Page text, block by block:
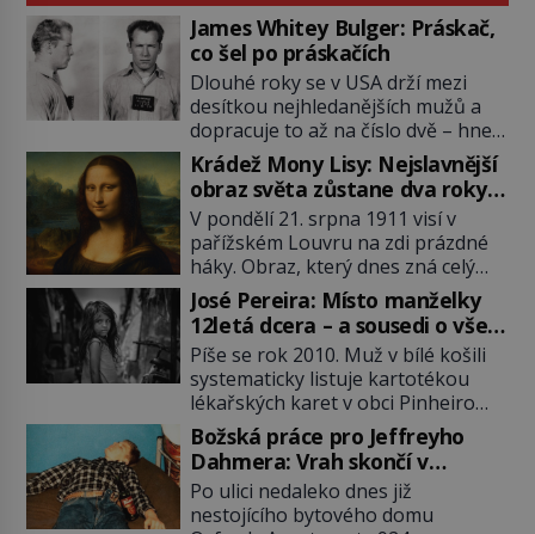
James Whitey Bulger: Práskač,
co šel po práskačích
Dlouhé roky se v USA drží mezi
desítkou nejhledanějších mužů a
dopracuje to až na číslo dvě – hned
po Usámovi bin Ládinovi (1957–
2011). To je James „Whitey“ Bulger
(1929–2018) viněný ze spoluúčasti
na 19 vraždách, vydírání a lichvy. A
samozřejmě, krom toho je ještě
drogový dealer, který neváhá
odstranit z cesty všechny práskače,
zatímco […]
Krádež Mony Lisy: Nejslavnější
obraz světa zůstane dva roky
nezvěstný
V pondělí 21. srpna 1911 visí v
pařížském Louvru na zdi prázdné
háky. Obraz, který dnes zná celý
svět, je pryč. Zpočátku si nikdo
nemyslí, že jde o krádež.
Zaměstnanci jsou přesvědčeni, že
Mona Lisa je jen v restaurátorské
dílně nebo u fotografa. Když se
ukáže pravda, propukne jeden z
největších honů na zloděje v […]
José Pereira: Místo manželky
12letá dcera – a sousedi o všem
vědí!
Píše se rok 2010. Muž v bílé košili
systematicky listuje kartotékou
lékařských karet v obci Pinheiro
ležící asi 20 kilometrů od farmy s
podivínským majitelem. Něco tu
nesedí. Ledaže… Ledaže by ta
mladá dívka z farmy byla ne
manželkou, ale dcerou – a všechny
Božská práce pro Jeffreyho
Dahmera: Vrah skončí v
tratolišti krve ve vězeňských
umývárnách
Po ulici nedaleko dnes již
nestojícího bytového domu